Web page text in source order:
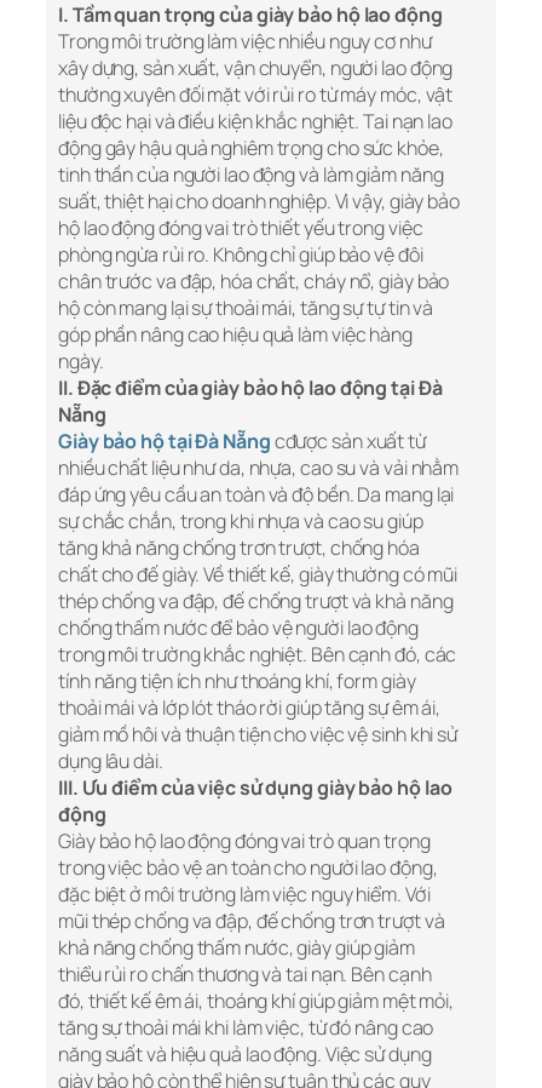
I. Tầm quan trọng của giày bảo hộ lao động
Trong môi trường làm việc nhiều nguy cơ như
xây dựng, sản xuất, vận chuyển, người lao động
thường xuyên đối mặt với rủi ro từ máy móc, vật
liệu độc hại và điều kiện khắc nghiệt. Tai nạn lao
động gây hậu quả nghiêm trọng cho sức khỏe,
tinh thần của người lao động và làm giảm năng
suất, thiệt hại cho doanh nghiệp. Vì vậy, giày bảo
hộ lao động đóng vai trò thiết yếu trong việc
phòng ngừa rủi ro. Không chỉ giúp bảo vệ đôi
chân trước va đập, hóa chất, cháy nổ, giày bảo
hộ còn mang lại sự thoải mái, tăng sự tự tin và
góp phần nâng cao hiệu quả làm việc hàng
ngày.
II. Đặc điểm của giày bảo hộ lao động tại Đà
Nẵng
Giày bảo hộ tại Đà Nẵngcđược sản xuất từ
nhiều chất liệu như da, nhựa, cao su và vải nhằm
đáp ứng yêu cầu an toàn và độ bền. Da mang lại
sự chắc chắn, trong khi nhựa và cao su giúp
tăng khả năng chống trơn trượt, chống hóa
chất cho đế giày. Về thiết kế, giày thường có mũi
thép chống va đập, đế chống trượt và khả năng
chống thấm nước để bảo vệ người lao động
trong môi trường khắc nghiệt. Bên cạnh đó, các
tính năng tiện ích như thoáng khí, form giày
thoải mái và lớp lót tháo rời giúp tăng sự êm ái,
giảm mồ hôi và thuận tiện cho việc vệ sinh khi sử
dụng lâu dài.
III. Ưu điểm của việc sử dụng giày bảo hộ lao
động
Giày bảo hộ lao động đóng vai trò quan trọng
trong việc bảo vệ an toàn cho người lao động,
đặc biệt ở môi trường làm việc nguy hiểm. Với
mũi thép chống va đập, đế chống trơn trượt và
khả năng chống thấm nước, giày giúp giảm
thiểu rủi ro chấn thương và tai nạn. Bên cạnh
đó, thiết kế êm ái, thoáng khí giúp giảm mệt mỏi,
tăng sự thoải mái khi làm việc, từ đó nâng cao
năng suất và hiệu quả lao động. Việc sử dụng
giày bảo hộ còn thể hiện sự tuân thủ các quy